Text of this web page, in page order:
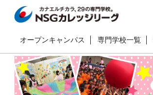
オープンキャンパス 専門学校一覧